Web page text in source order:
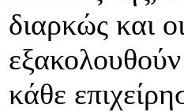
διαρκώς και
κάθε